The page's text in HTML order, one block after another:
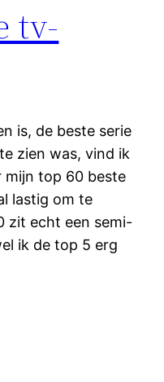
tv-
is, de beste serie
zien was, vind ik
mijn top 60 beste
lastig om te
zit echt een semi-
ik de top 5 erg